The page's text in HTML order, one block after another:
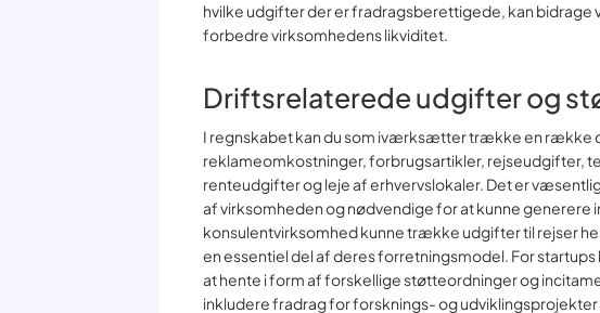
hvilke udgifter der er fradragsberettigede, kan
forbedre virksomhedens likviditet.
Driftsrelaterede udgifter og
I regnskabet kan du som iværksætter trække en række
reklameomkostninger, forbrugsartikler, rejseudgifter,
renteudgifter og leje af erhvervslokaler. Det er
af virksomheden og nødvendige for at kunne
konsulentvirksomhed kunne trække udgifter til rejser
en essentiel del af deres forretningsmodel. For
at hente i form af forskellige støtteordninger og
inkludere fradrag for forsknings- og